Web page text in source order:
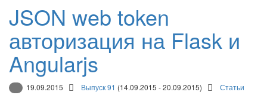
JSON web token
авторизация на Flask и
Angularjs
19.09.2015 Выпуск 91 (14.09.2015 - 20.09.2015) Статьи